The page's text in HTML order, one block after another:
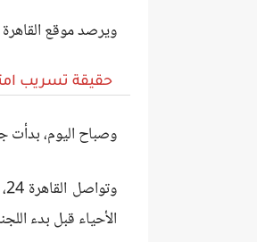
ويرصد موقع القاهرة 24، أهم ما حدث اليوم في امتحان الأحياء لطلاب الثانوية العامة اليوم.
حقيقة تسريب امتحان
وصباح اليوم، بدأت
الأحياء قبل بدء